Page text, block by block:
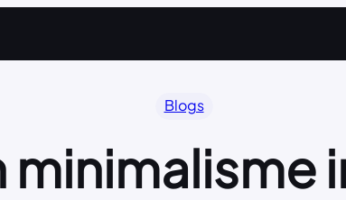
Blogs
minimalisme